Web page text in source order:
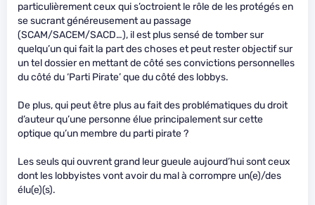
particulièrement ceux qui s’octroient le rôle de les protégés en
se sucrant généreusement au passage
(SCAM/SACEM/SACD…), il est plus sensé de tomber sur
quelqu’un qui fait la part des choses et peut rester objectif sur
un tel dossier en mettant de côté ses convictions personnelles
du côté du ‘Parti Pirate’ que du côté des lobbys.
De plus, qui peut être plus au fait des problématiques du droit
d’auteur qu’une personne élue principalement sur cette
optique qu’un membre du parti pirate ?
Les seuls qui ouvrent grand leur gueule aujourd’hui sont ceux
dont les lobbyistes vont avoir du mal à corrompre un(e)/des
élu(e)(s).